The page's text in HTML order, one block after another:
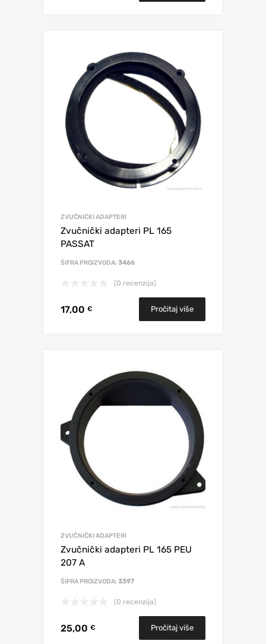
ZVUČNIČKI ADAPTERI
Zvučnički adapteri PL 165
PASSAT
ŠIFRA PROIZVODA: 3466
(0 recenzija)
17,00 € Pročitaj više
ZVUČNIČKI ADAPTERI
Zvučnički adapteri PL 165 PEU
207 A
ŠIFRA PROIZVODA: 3397
(0 recenzija)
25,00 € Pročitaj više